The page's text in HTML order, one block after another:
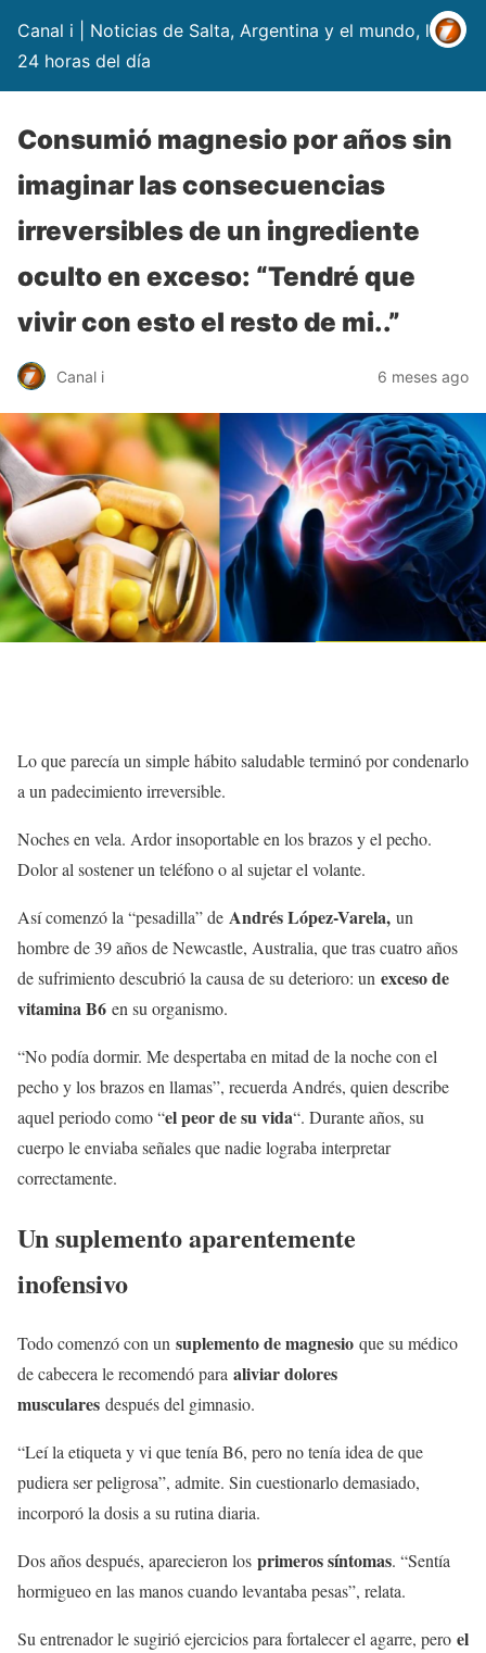
Canal i | Noticias de Salta, Argentina y el mundo, las
24 horas del día
Consumió magnesio por años sin
imaginar las consecuencias
irreversibles de un ingrediente
oculto en exceso: “Tendré que
vivir con esto el resto de mi..”
Canal i 6 meses ago
Lo que parecía un simple hábito saludable terminó por condenarlo
a un padecimiento irreversible.
Noches en vela. Ardor insoportable en los brazos y el pecho.
Dolor al sostener un teléfono o al sujetar el volante.
Así comenzó la “pesadilla” de Andrés López-Varela, un
hombre de 39 años de Newcastle, Australia, que tras cuatro años
de sufrimiento descubrió la causa de su deterioro: un exceso de
vitamina B6 en su organismo.
“No podía dormir. Me despertaba en mitad de la noche con el
pecho y los brazos en llamas”, recuerda Andrés, quien describe
aquel periodo como “el peor de su vida“. Durante años, su
cuerpo le enviaba señales que nadie lograba interpretar
correctamente.
Un suplemento aparentemente
inofensivo
Todo comenzó con un suplemento de magnesio que su médico
de cabecera le recomendó para aliviar dolores
musculares después del gimnasio.
“Leí la etiqueta y vi que tenía B6, pero no tenía idea de que
pudiera ser peligrosa”, admite. Sin cuestionarlo demasiado,
incorporó la dosis a su rutina diaria.
Dos años después, aparecieron los primeros síntomas. “Sentía
hormigueo en las manos cuando levantaba pesas”, relata.
Su entrenador le sugirió ejercicios para fortalecer el agarre, pero el